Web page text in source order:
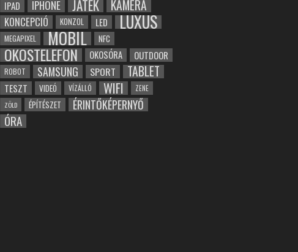
IPAD IPHONE JÁTÉK KAMERA
KONCEPCIÓ KONZOL LED LUXUS
MEGAPIXEL MOBIL NFC
OKOSTELEFON OKOSÓRA OUTDOOR
ROBOT SAMSUNG SPORT TABLET
TESZT VIDEÓ VÍZÁLLÓ WIFI
ZENE
ZÖLD
ÉPÍTÉSZET ÉRINTŐKÉPERNYŐ
ÓRA